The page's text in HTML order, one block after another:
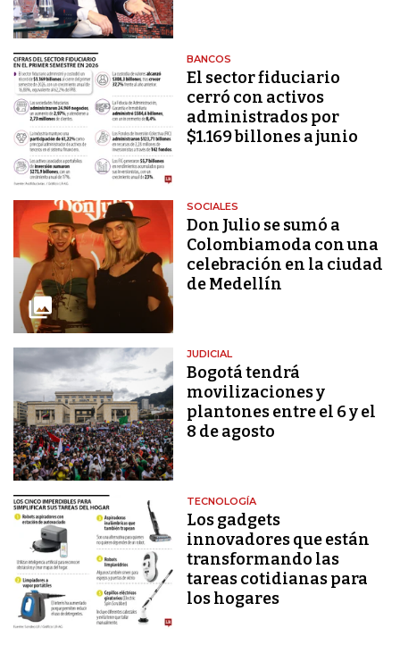
BANCOS
El sector fiduciario
cerró con activos
administrados por
$1.169 billones a junio
SOCIALES
Don Julio se sumó a
Colombiamoda con una
celebración en la ciudad
de Medellín
JUDICIAL
Bogotá tendrá
movilizaciones y
plantones entre el 6 y el
8 de agosto
TECNOLOGÍA
Los gadgets
innovadores que están
transformando las
tareas cotidianas para
los hogares